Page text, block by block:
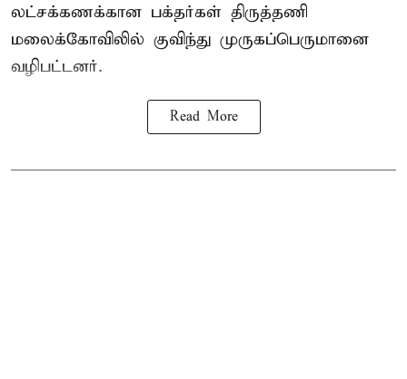
லட்சக்கணக்கான பக்தர்கள் திருத்தணி
மலைக்கோவிலில் குவிந்து முருகப்பெருமானை
வழிபட்டனர்.
Read More